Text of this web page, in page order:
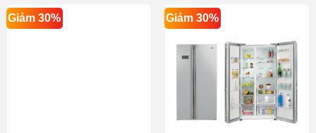
Giảm 30% Giảm 30%